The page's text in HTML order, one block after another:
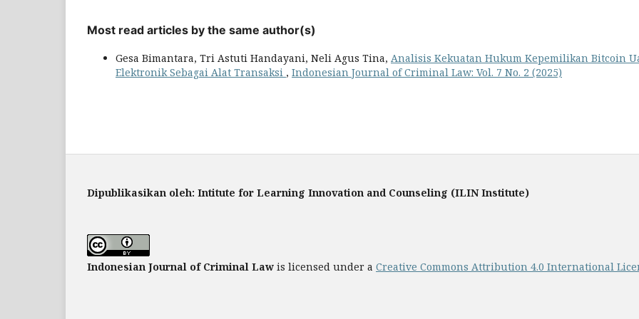
Most read articles by the same author(s)
Gesa Bimantara, Tri Astuti Handayani, Neli Agus Tina, Analisis Kekuatan Hukum Kepemilikan Bitcoin
Elektronik Sebagai Alat Transaksi , Indonesian Journal of Criminal Law: Vol. 7 No. 2 (2025)
Dipublikasikan oleh: Intitute for Learning Innovation and Counseling (ILIN Institute)
Indonesian Journal of Criminal Law is licensed under a Creative Commons Attribution 4.0 International